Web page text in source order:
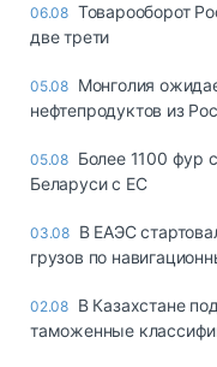
06.08 Товарооборот
две трети
05.08 Монголия
нефтепродуктов из
05.08 Более 1100 фур
Беларуси с ЕС
03.08 В ЕАЭС
грузов по
02.08 В Казахстане
таможенные